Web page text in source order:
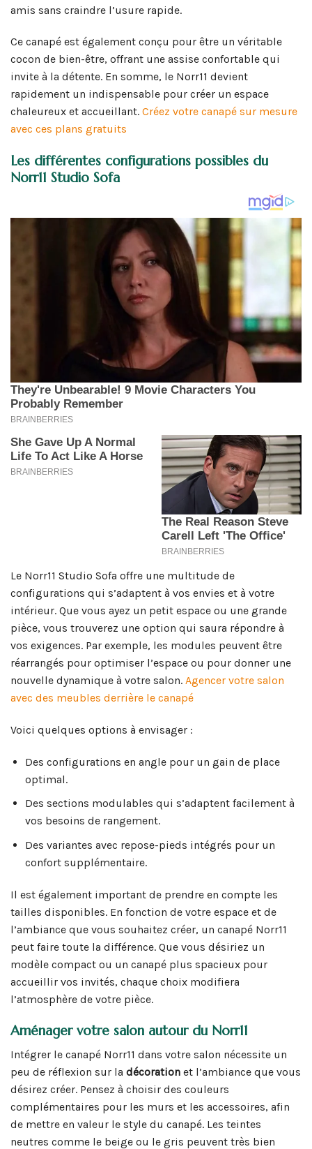
amis sans craindre l’usure rapide.
Ce canapé est également conçu pour être un véritable
cocon de bien-être, offrant une assise confortable qui
invite à la détente. En somme, le Norr11 devient
rapidement un indispensable pour créer un espace
chaleureux et accueillant. Créez votre canapé sur mesure
avec ces plans gratuits
Les différentes configurations possibles du
Norr11 Studio Sofa
Le Norr11 Studio Sofa offre une multitude de
configurations qui s’adaptent à vos envies et à votre
intérieur. Que vous ayez un petit espace ou une grande
pièce, vous trouverez une option qui saura répondre à
vos exigences. Par exemple, les modules peuvent être
réarrangés pour optimiser l’espace ou pour donner une
nouvelle dynamique à votre salon. Agencer votre salon
avec des meubles derrière le canapé
Voici quelques options à envisager :
Des configurations en angle pour un gain de place
optimal.
Des sections modulables qui s’adaptent facilement à
vos besoins de rangement.
Des variantes avec repose-pieds intégrés pour un
confort supplémentaire.
Il est également important de prendre en compte les
tailles disponibles. En fonction de votre espace et de
l’ambiance que vous souhaitez créer, un canapé Norr11
peut faire toute la différence. Que vous désiriez un
modèle compact ou un canapé plus spacieux pour
accueillir vos invités, chaque choix modifiera
l’atmosphère de votre pièce.
Aménager votre salon autour du Norr11
Intégrer le canapé Norr11 dans votre salon nécessite un
peu de réflexion sur la décoration et l’ambiance que vous
désirez créer. Pensez à choisir des couleurs
complémentaires pour les murs et les accessoires, afin
de mettre en valeur le style du canapé. Les teintes
neutres comme le beige ou le gris peuvent très bien